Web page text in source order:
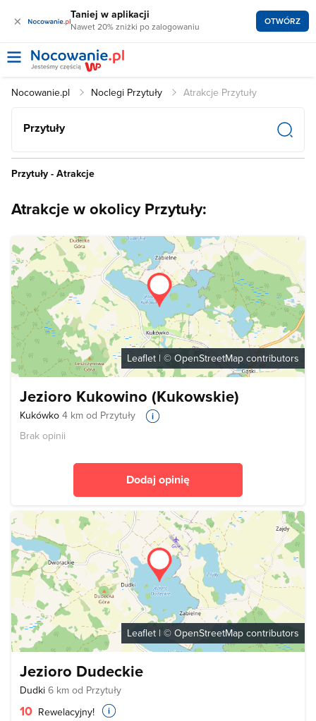
× Taniej w aplikacji
Nawet 20% zniżki po zalogowaniu OTWÓRZ
Nocowanie.pl Noclegi Przytuły Atrakcje Przytuły
Przytuły
Przytuły - Atrakcje
Atrakcje w okolicy Przytuły:
Leaflet | © OpenStreetMap contributors
Jezioro Kukowino (Kukowskie)
Kukówko 4 km od Przytuły
Brak opinii
Dodaj opinię
Leaflet | © OpenStreetMap contributors
Jezioro Dudeckie
Dudki 6 km od Przytuły
10 Rewelacyjny!